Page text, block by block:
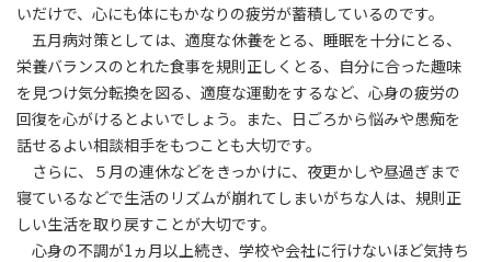
いだけで、心にも体にもかなりの疲労が蓄積しているのです。
五月病対策としては、適度な休養をとる、睡眠を十分にとる、
栄養バランスのとれた食事を規則正しくとる、自分に合った趣味
を見つけ気分転換を図る、適度な運動をするなど、心身の疲労の
回復を心がけるとよいでしょう。また、日ごろから悩みや愚痴を
話せるよい相談相手をもつことも大切です。
さらに、５月の連休などをきっかけに、夜更かしや昼過ぎまで
寝ているなどで生活のリズムが崩れてしまいがちな人は、規則正
しい生活を取り戻すことが大切です。
心身の不調が1ヵ月以上続き、学校や会社に行けないほど気持ち